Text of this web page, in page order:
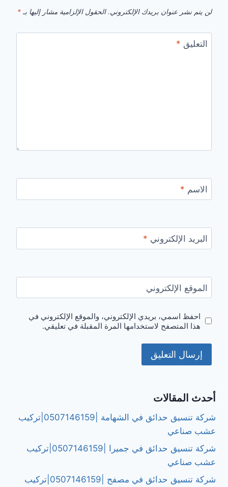
لن يتم نشر عنوان بريدك الإلكتروني. الحقول الإلزامية مشار إليها بـ *
التعليق *
الاسم *
البريد الإلكتروني *
الموقع الإلكتروني
احفظ اسمي، بريدي الإلكتروني، والموقع الإلكتروني في
هذا المتصفح لاستخدامها المرة المقبلة في تعليقي.
أحدث المقالات
شركة تنسيق حدائق في الشهامة |0507146159|تركيب
عشب صناعي
شركة تنسيق حدائق في جميرا |0507146159|تركيب
عشب صناعي
شركة تنسيق حدائق في مصفح |0507146159|تركيب